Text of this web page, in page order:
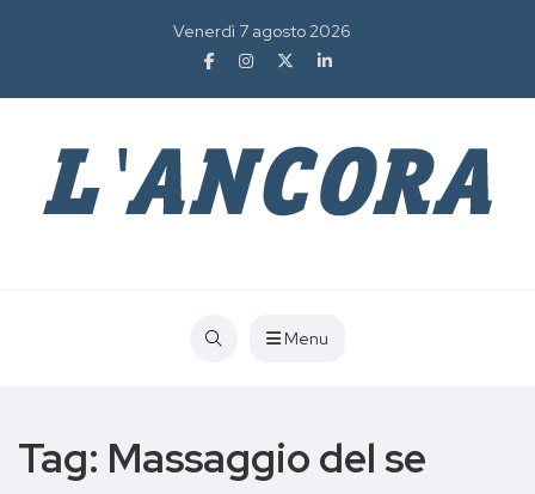
Venerdì 7 agosto 2026
Menu
Tag: Massaggio del se